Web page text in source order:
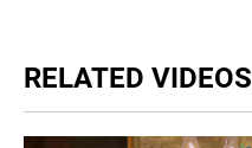
RELATED VIDEOS